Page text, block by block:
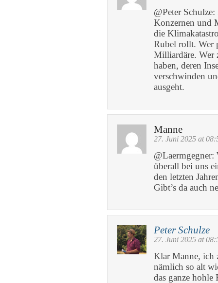
@Peter
Konzernen und
die
Rubel rollt. Wer
Milliardäre. Wer
haben, deren
verschwinden
ausgeht.
Manne
27. Juni 2025 at
überall bei uns
den letzten
Gibt’s da auch
Peter Schulze
27. Juni 2025 at
Klar Manne, ich
nämlich so alt
das ganze